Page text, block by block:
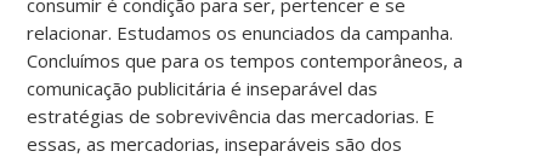
relacionar. Estudamos os enunciados da campanha.
Concluímos que para os tempos contemporâneos, a
comunicação publicitária é inseparável das
estratégias de sobrevivência das mercadorias. E
essas, as mercadorias, inseparáveis são dos